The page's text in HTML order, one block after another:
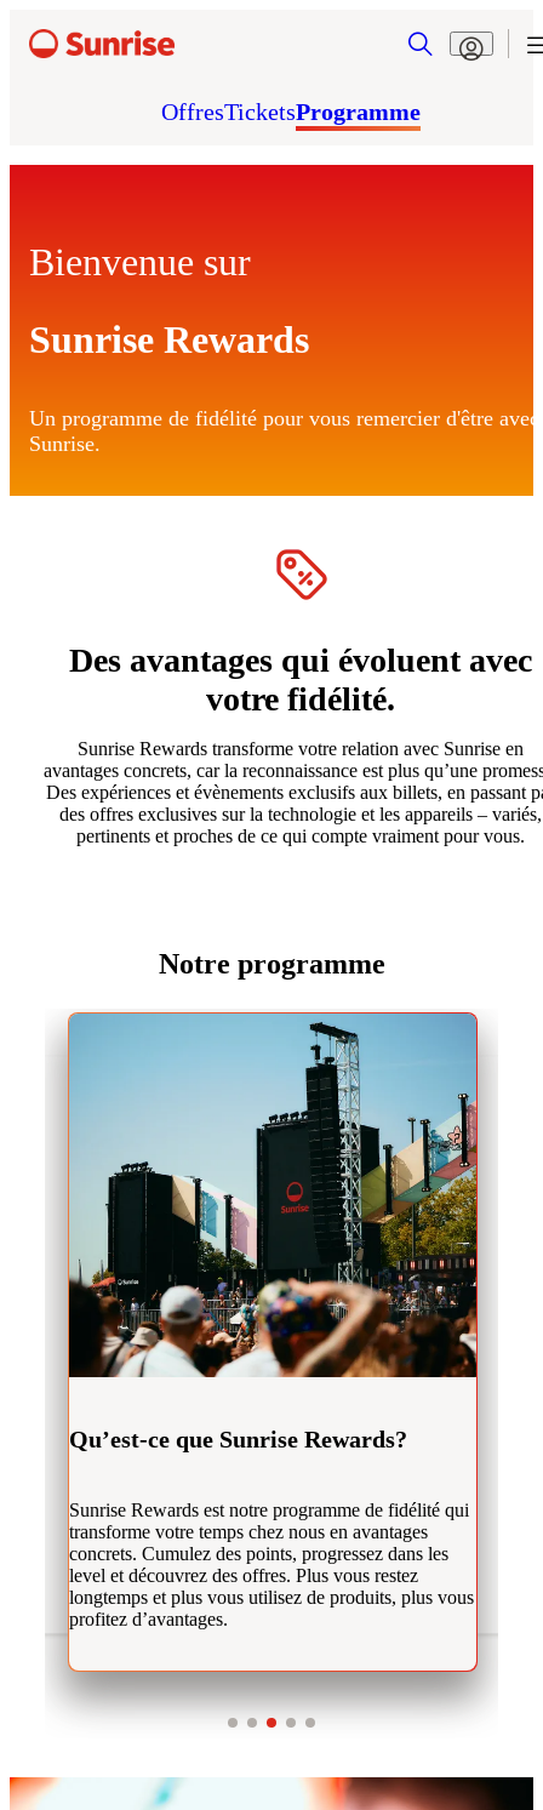
OffresTicketsProgramme
Bienvenue sur
Sunrise Rewards
Un programme de fidélité pour vous remercier d'être avec
Sunrise.
Des avantages qui évoluent avec
votre fidélité.
Sunrise Rewards transforme votre relation avec Sunrise en
avantages concrets, car la reconnaissance est plus qu’une
Des expériences et évènements exclusifs aux billets, en passant
des offres exclusives sur la technologie et les appareils – variés,
pertinents et proches de ce qui compte vraiment pour vous.
Notre programme
Qu’est-ce que Sunrise Rewards?
Sunrise Rewards est notre programme de fidélité qui
transforme votre temps chez nous en avantages
concrets. Cumulez des points, progressez dans les
level et découvrez des offres. Plus vous restez
longtemps et plus vous utilisez de produits, plus vous
profitez d’avantages.